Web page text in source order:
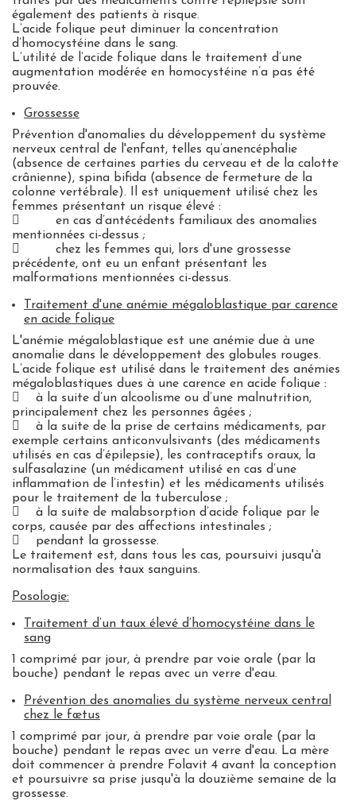
également des patients à risque.
L’acide folique peut diminuer la concentration
d’homocystéine dans le sang.
L’utilité de l’acide folique dans le traitement d’une
augmentation modérée en homocystéine n’a pas été
prouvée.
Grossesse
Prévention d'anomalies du développement du système
nerveux central de l'enfant, telles qu’anencéphalie
(absence de certaines parties du cerveau et de la calotte
crânienne), spina bifida (absence de fermeture de la
colonne vertébrale). Il est uniquement utilisé chez les
femmes présentant un risque élevé :

en cas d’antécédents familiaux des anomalies
mentionnées ci-dessus ;

chez les femmes qui, lors d'une grossesse
précédente, ont eu un enfant présentant les
malformations mentionnées ci-dessus.
Traitement d'une anémie mégaloblastique par carence
en acide folique
L'anémie mégaloblastique est une anémie due à une
anomalie dans le développement des globules rouges.
L’acide folique est utilisé dans le traitement des anémies
mégaloblastiques dues à une carence en acide folique :

à la suite d’un alcoolisme ou d’une malnutrition,
principalement chez les personnes âgées ;

à la suite de la prise de certains médicaments, par
exemple certains anticonvulsivants (des médicaments
utilisés en cas d’épilepsie), les contraceptifs oraux, la
sulfasalazine (un médicament utilisé en cas d’une
inflammation de l’intestin) et les médicaments utilisés
pour le traitement de la tuberculose ;

à la suite de malabsorption d’acide folique par le
corps, causée par des affections intestinales ;

pendant la grossesse.
Le traitement est, dans tous les cas, poursuivi jusqu'à
normalisation des taux sanguins.
Posologie:
Traitement d’un taux élevé d’homocystéine dans le
sang
1 comprimé par jour, à prendre par voie orale (par la
bouche) pendant le repas avec un verre d'eau.
Prévention des anomalies du système nerveux central
chez le fœtus
1 comprimé par jour, à prendre par voie orale (par la
bouche) pendant le repas avec un verre d'eau. La mère
doit commencer à prendre Folavit 4 avant la conception
et poursuivre sa prise jusqu'à la douzième semaine de la
grossesse.